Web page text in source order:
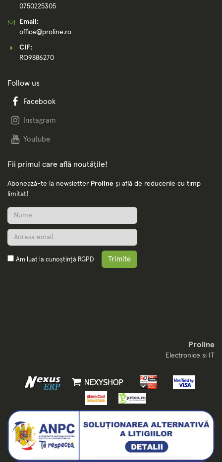
0750225305
Email:
office@proline.ro
CIF:
RO9886270
Follow us
Facebook
Instagram
Youtube
Fii primul care află noutățile!
Abonează-te la newsletter Proline și află de reducerile cu timp
limitat!
Am luat la cunoștință RGPD Trimite
Proline
Electronice si IT